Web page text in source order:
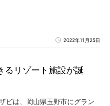
2022年11月25日
るリゾート施設が誕
ビは、岡山県玉野市にグラン